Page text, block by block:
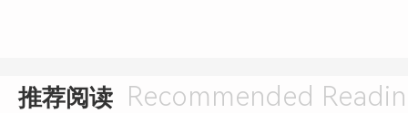
推荐阅读 Recommended